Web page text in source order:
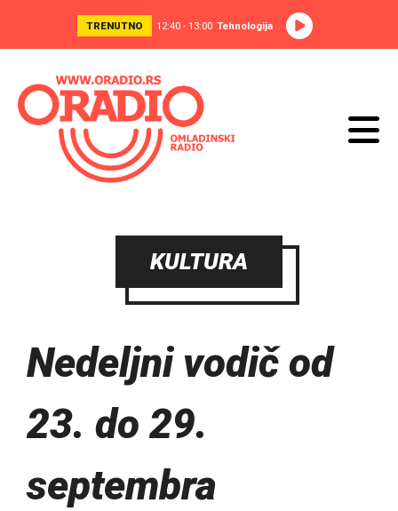
TRENUTNO 12:40 - 13:00 Tehnologija
KULTURA
Nedeljni vodič od
23. do 29.
septembra